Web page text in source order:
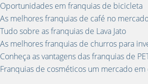
Oportunidades em franquias de bicicleta
As melhores franquias de café no
Tudo sobre as franquias de Lava Jato
As melhores franquias de churros para
Conheça as vantagens das franquias de
Franquias de cosméticos um mercado em